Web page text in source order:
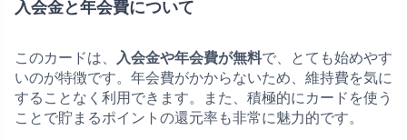
入会金と年会費について
このカードは、 入会金や年会費が無料で、とても始めやす
いのが特徴です。年会費がかからないため、維持費を気に
することなく利用できます。また、積極的にカードを使う
ことで貯まるポイントの還元率も非常に魅力的です。